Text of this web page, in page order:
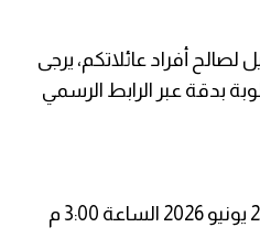
لصالح أفراد عائلاتكم، يرجى
بدقة عبر الرابط الرسمي
آخر موعد للتسجيل: الجمعة 26 يونيو 2026 الساعة 3:00 م